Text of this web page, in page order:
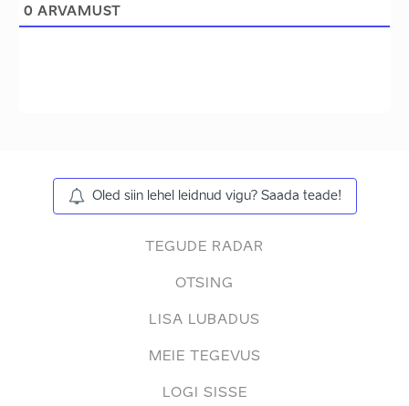
0 ARVAMUST
Oled siin lehel leidnud vigu? Saada teade!
TEGUDE RADAR
OTSING
LISA LUBADUS
MEIE TEGEVUS
LOGI SISSE